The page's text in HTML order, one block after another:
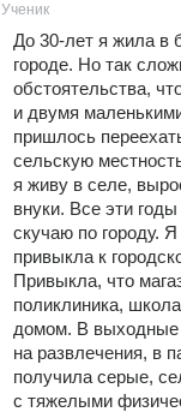
Ученик
До 30-лет я жила в
городе. Но так
обстоятельства,
и двумя
пришлось
сельскую
я живу в селе,
внуки. Все эти
скучаю по городу.
привыкла к
Привыкла, что
поликлиника,
домом. В выходные
на развлечения, в
получила серые,
с тяжелыми